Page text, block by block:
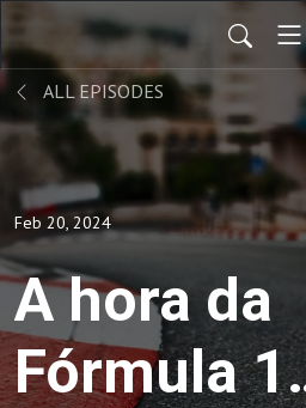
ALL EPISODES
Feb 20, 2024
A hora da
Fórmula 1